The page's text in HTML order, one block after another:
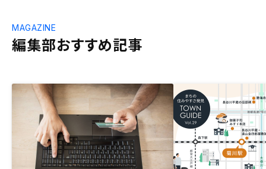
編集部おすすめ記事
MAGAZINE